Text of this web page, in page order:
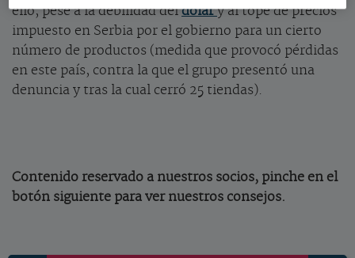
ello, pese a la debilidad deldólary al tope de precios
impuesto en Serbia por el gobierno para un cierto
número de productos (medida que provocó pérdidas
en este país, contra la que el grupo presentó una
denuncia y tras la cual cerró 25 tiendas).
Contenido reservado a nuestros socios, pinche en el
botón siguiente para ver nuestros consejos.